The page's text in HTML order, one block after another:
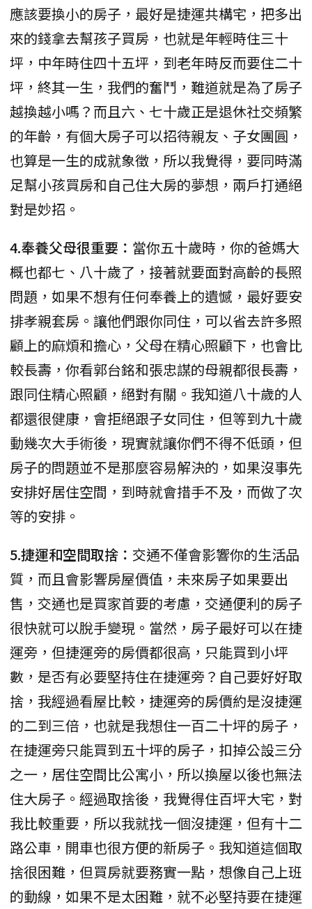
應該要換小的房子，最好是捷運共構宅，把多出
來的錢拿去幫孩子買房，也就是年輕時住三十
坪，中年時住四十五坪，到老年時反而要住二十
坪，終其一生，我們的奮鬥，難道就是為了房子
越換越小嗎？而且六、七十歲正是退休社交頻繁
的年齡，有個大房子可以招待親友、子女團圓，
也算是一生的成就象徵，所以我覺得，要同時滿
足幫小孩買房和自己住大房的夢想，兩戶打通絕
對是妙招。
4.奉養父母很重要： 當你五十歲時，你的爸媽大
概也都七、八十歲了，接著就要面對高齡的長照
問題，如果不想有任何奉養上的遺憾，最好要安
排孝親套房。讓他們跟你同住，可以省去許多照
顧上的麻煩和擔心，父母在精心照顧下，也會比
較長壽，你看郭台銘和張忠謀的母親都很長壽，
跟同住精心照顧，絕對有關。我知道八十歲的人
都還很健康，會拒絕跟子女同住，但等到九十歲
動幾次大手術後，現實就讓你們不得不低頭，但
房子的問題並不是那麼容易解決的，如果沒事先
安排好居住空間，到時就會措手不及，而做了次
等的安排。
5.捷運和空間取捨： 交通不僅會影響你的生活品
質，而且會影響房屋價值，未來房子如果要出
售，交通也是買家首要的考慮，交通便利的房子
很快就可以脫手變現。當然，房子最好可以在捷
運旁，但捷運旁的房價都很高，只能買到小坪
數，是否有必要堅持住在捷運旁？自己要好好取
捨，我經過看屋比較，捷運旁的房價約是沒捷運
的二到三倍，也就是我想住一百二十坪的房子，
在捷運旁只能買到五十坪的房子，扣掉公設三分
之一，居住空間比公寓小，所以換屋以後也無法
住大房子。經過取捨後，我覺得住百坪大宅，對
我比較重要，所以我就找一個沒捷運，但有十二
路公車，開車也很方便的新房子。我知道這個取
捨很困難，但買房就要務實一點，想像自己上班
的動線，如果不是太困難，就不必堅持要在捷運